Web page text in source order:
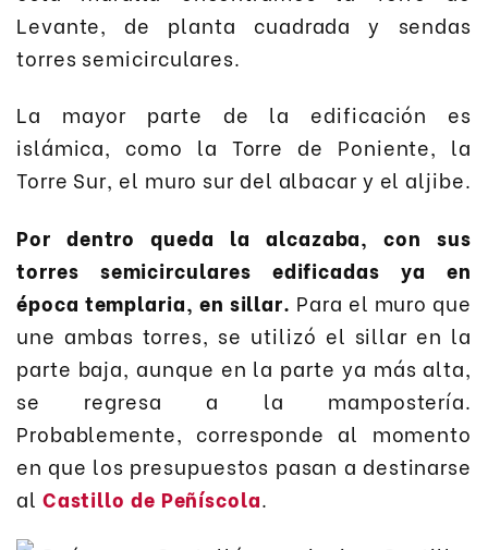
Levante, de planta cuadrada y sendas
torres semicirculares.
La mayor parte de la edificación es
islámica, como la Torre de Poniente, la
Torre Sur, el muro sur del albacar y el aljibe.
Por dentro queda la alcazaba, con sus
torres semicirculares edificadas ya en
época templaria, en sillar. Para el muro que
une ambas torres, se utilizó el sillar en la
parte baja, aunque en la parte ya más alta,
se regresa a la mampostería.
Probablemente, corresponde al momento
en que los presupuestos pasan a destinarse
al Castillo de Peñíscola.